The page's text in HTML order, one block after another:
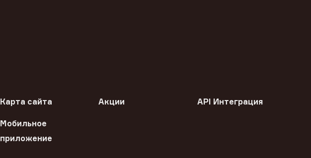
Карта сайта Акции API Интеграция
Мобильное
приложение